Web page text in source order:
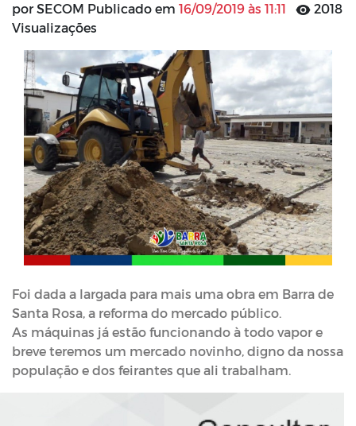
por SECOM Publicado em 16/09/2019 às 11:11
2018
Visualizações
Foi dada a largada para mais uma obra em Barra de
Santa Rosa, a reforma do mercado público.
As máquinas já estão funcionando à todo vapor e
breve teremos um mercado novinho, digno da nossa
população e dos feirantes que ali trabalham.